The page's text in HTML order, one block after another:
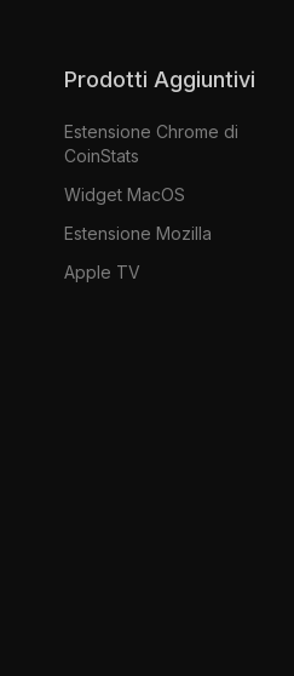
Prodotti Aggiuntivi
Estensione Chrome di
CoinStats
Widget MacOS
Estensione Mozilla
Apple TV